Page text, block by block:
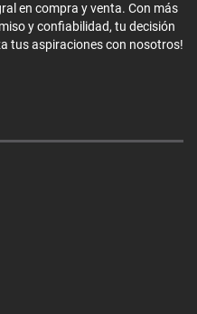
en compra y venta. Con más
y confiabilidad, tu decisión
tus aspiraciones con nosotros!